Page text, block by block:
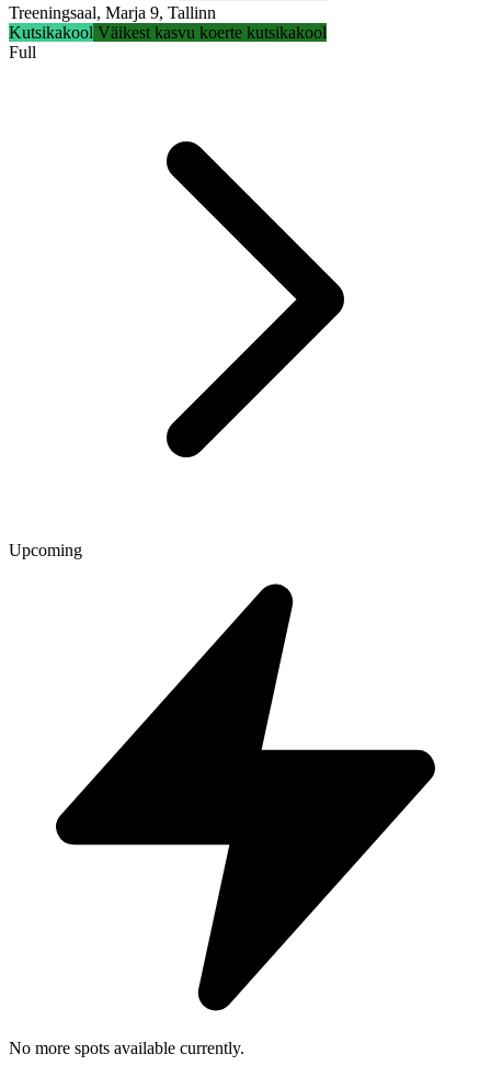
Treeningsaal, Marja 9, Tallinn
Kutsikakool Väikest kasvu koerte kutsikakool
Full
Upcoming
No more spots available currently.